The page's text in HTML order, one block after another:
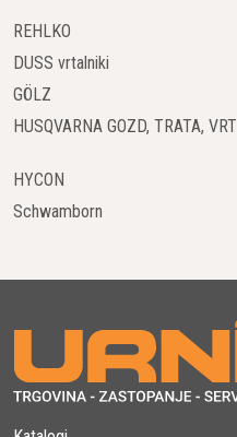
REHLKO
DUSS vrtalniki
GÖLZ
HUSQVARNA GOZD, TRATA, VRT
HYCON
Schwamborn